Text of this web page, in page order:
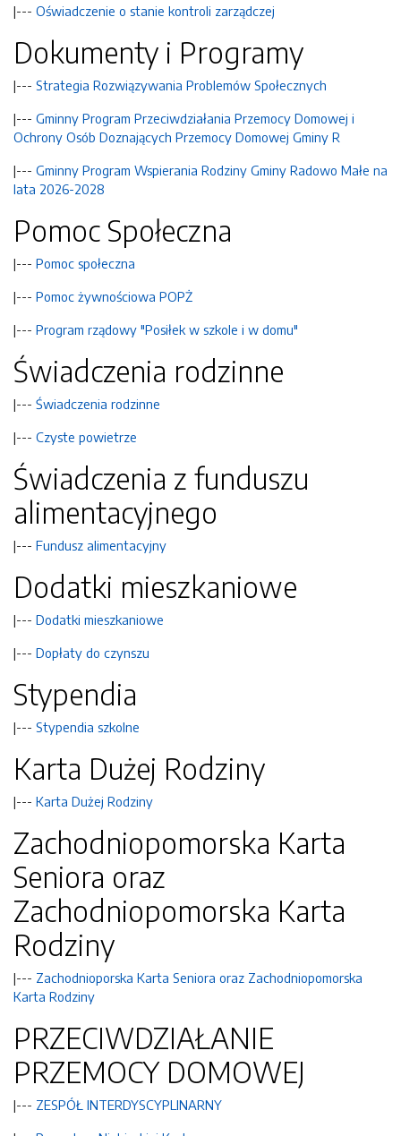
|--- Oświadczenie o stanie kontroli zarządczej
Dokumenty i Programy
|--- Strategia Rozwiązywania Problemów Społecznych
|--- Gminny Program Przeciwdziałania Przemocy Domowej i
Ochrony Osób Doznających Przemocy Domowej Gminy R
|--- Gminny Program Wspierania Rodziny Gminy Radowo Małe na
lata 2026-2028
Pomoc Społeczna
|--- Pomoc społeczna
|--- Pomoc żywnościowa POPŻ
|--- Program rządowy "Posiłek w szkole i w domu"
Świadczenia rodzinne
|--- Świadczenia rodzinne
|--- Czyste powietrze
Świadczenia z funduszu
alimentacyjnego
|--- Fundusz alimentacyjny
Dodatki mieszkaniowe
|--- Dodatki mieszkaniowe
|--- Dopłaty do czynszu
Stypendia
|--- Stypendia szkolne
Karta Dużej Rodziny
|--- Karta Dużej Rodziny
Zachodniopomorska Karta
Seniora oraz
Zachodniopomorska Karta
Rodziny
|--- Zachodnioporska Karta Seniora oraz Zachodniopomorska
Karta Rodziny
PRZECIWDZIAŁANIE
PRZEMOCY DOMOWEJ
|--- ZESPÓŁ INTERDYSCYPLINARNY